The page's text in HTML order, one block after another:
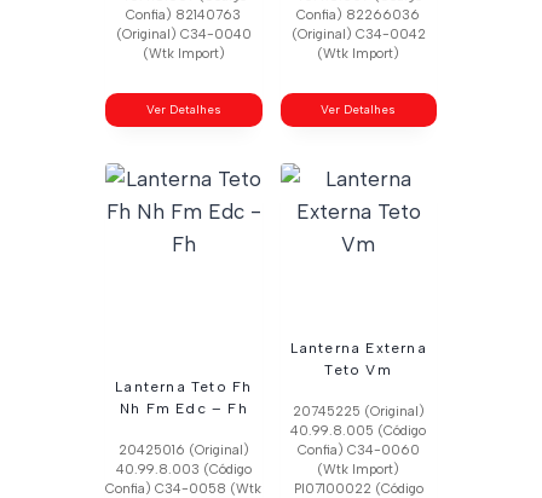
Confia) 82140763
(Original) C34-0040
(Wtk Import)
Ver Detalhes
Confia) 82266036
(Original) C34-0042
(Wtk Import)
Ver Detalhes
Lanterna Teto Fh
Nh Fm Edc – Fh
20425016 (Original)
40.99.8.003 (Código
Confia) C34-0058 (Wtk
Lanterna Externa
Teto Vm
20745225 (Original)
40.99.8.005 (Código
Confia) C34-0060
(Wtk Import)
Pl07100022 (Código